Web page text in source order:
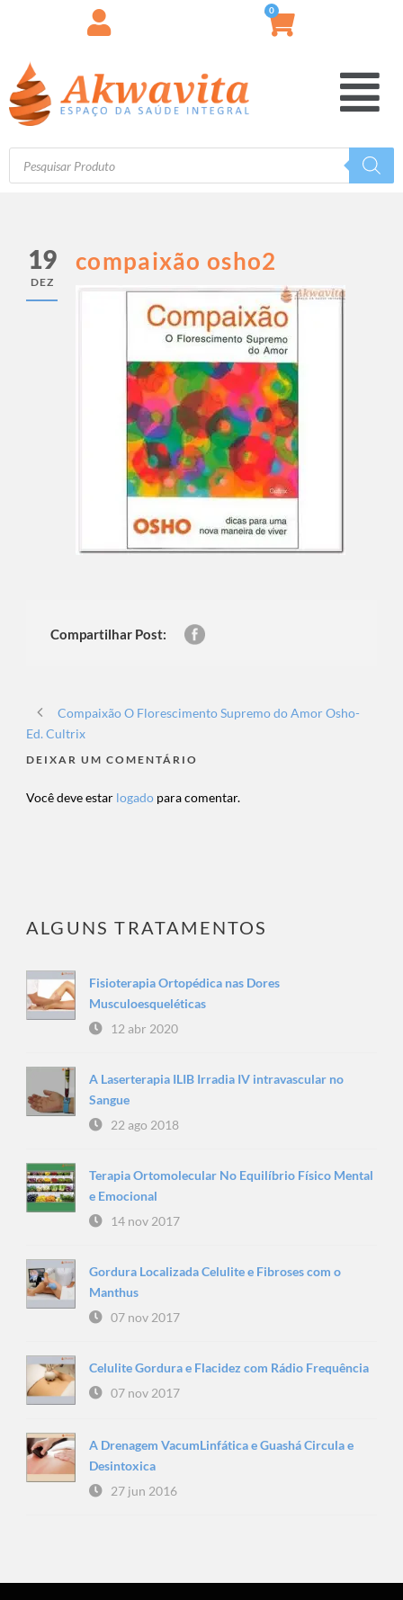
0
19
DEZ
compaixão osho2
Compartilhar Post:
Compaixão O Florescimento Supremo do Amor Osho-
Ed. Cultrix
DEIXAR UM COMENTÁRIO
Você deve estar logado para comentar.
ALGUNS TRATAMENTOS
Fisioterapia Ortopédica nas Dores
Musculoesqueléticas
12 abr 2020
A Laserterapia ILIB Irradia IV intravascular no
Sangue
22 ago 2018
Terapia Ortomolecular No Equilíbrio Físico Mental
e Emocional
14 nov 2017
Gordura Localizada Celulite e Fibroses com o
Manthus
07 nov 2017
Celulite Gordura e Flacidez com Rádio Frequência
07 nov 2017
A Drenagem VacumLinfática e Guashá Circula e
Desintoxica
27 jun 2016